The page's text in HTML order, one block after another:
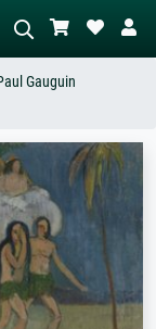
– ex. prairie verte,
beaucoup de rouge,
nu debout près d'un
arbre.
Gauguin